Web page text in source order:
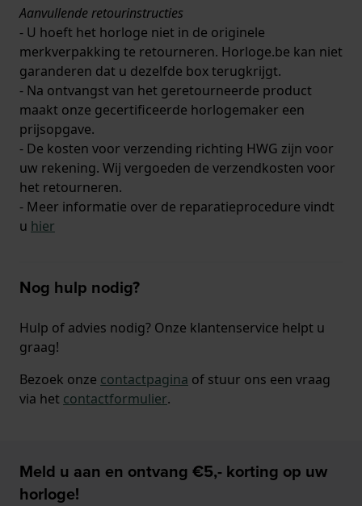
Aanvullende retourinstructies
- U hoeft het horloge niet in de originele
merkverpakking te retourneren. Horloge.be kan niet
garanderen dat u dezelfde box terugkrijgt.
- Na ontvangst van het geretourneerde product
maakt onze gecertificeerde horlogemaker een
prijsopgave.
- De kosten voor verzending richting HWG zijn voor
uw rekening. Wij vergoeden de verzendkosten voor
het retourneren.
- Meer informatie over de reparatieprocedure vindt
u hier
Nog hulp nodig?
Hulp of advies nodig? Onze klantenservice helpt u
graag!
Bezoek onze contactpagina of stuur ons een vraag
via het contactformulier.
Meld u aan en ontvang €5,- korting op uw
horloge!